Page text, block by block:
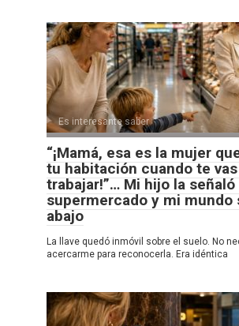
Es interesante saber
“¡Mamá, esa es la mujer
tu habitación cuando te
trabajar!”… Mi hijo la señaló
supermercado y mi mundo
abajo
La llave quedó inmóvil sobre el suelo. No
acercarme para reconocerla. Era idéntica